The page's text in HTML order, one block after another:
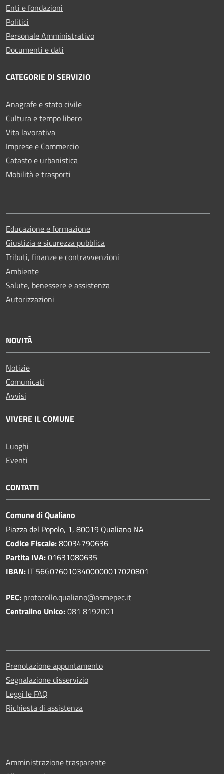
Enti e fondazioni
Politici
Personale Amministrativo
Documenti e dati
CATEGORIE DI SERVIZIO
Anagrafe e stato civile
Cultura e tempo libero
Vita lavorativa
Imprese e Commercio
Catasto e urbanistica
Mobilità e trasporti
Educazione e formazione
Giustizia e sicurezza pubblica
Tributi, finanze e contravvenzioni
Ambiente
Salute, benessere e assistenza
Autorizzazioni
NOVITÀ
Notizie
Comunicati
Avvisi
VIVERE IL COMUNE
Luoghi
Eventi
CONTATTI
Comune di Qualiano
Piazza del Popolo, 1, 80019 Qualiano NA
Codice Fiscale:80034790636
Partita IVA:01631080635
IBAN: IT 56G0760103400000017020801
PEC: protocollo.qualiano@asmepec.it
Centralino Unico:081 8192001
Prenotazione appuntamento
Segnalazione disservizio
Leggi le FAQ
Richiesta di assistenza
Amministrazione trasparente